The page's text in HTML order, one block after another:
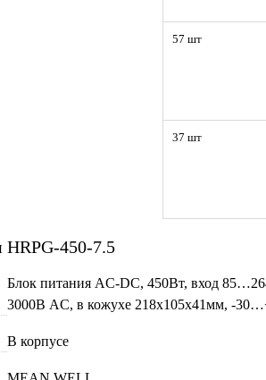
57 шт
37 шт
HRPG-450-7.5
Блок питания AC-DC, 450Вт, вход
3000В AC, в кожухе 218х105х41мм, -
В корпусе